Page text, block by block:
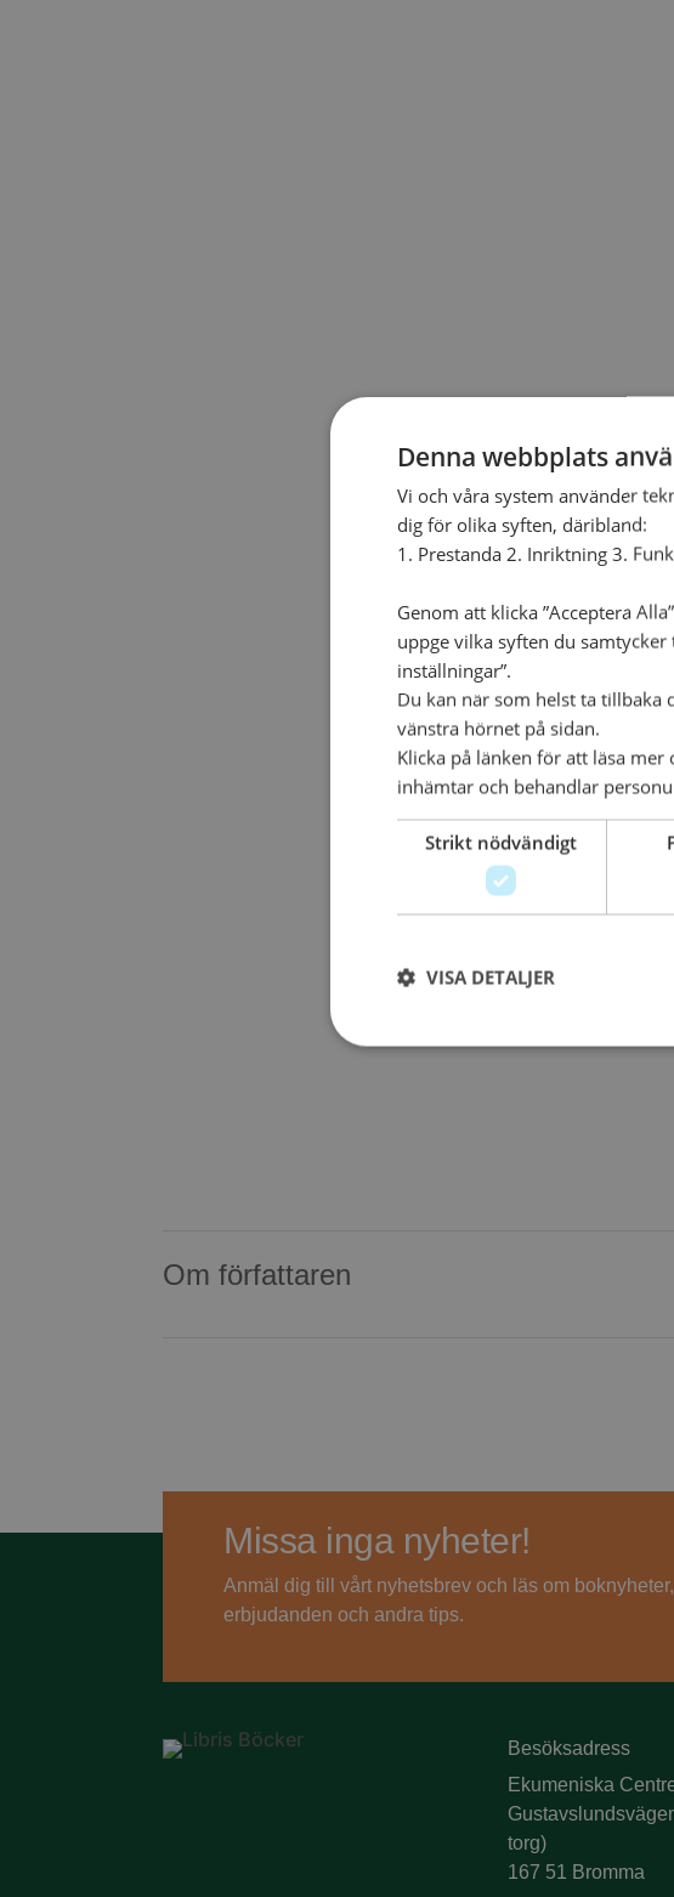
Om författaren
Missa inga nyheter!
Anmäl dig till vårt nyhetsbrev och läs om boknyheter,
erbjudanden och andra tips.
Besöksadress
Ekumeniska
torg)
167 51 Bromma
Denna webbplats
Vi och våra system använder
dig för olika syften, däribland:
1. Prestanda 2. Inriktning 3.
Genom att klicka ”Acceptera
uppge vilka syften du
inställningar”.
Du kan när som helst ta tillbaka
vänstra hörnet på sidan.
Klicka på länken för att läsa
inhämtar och behandlar
Strikt nödvändigt
VISA DETALJER